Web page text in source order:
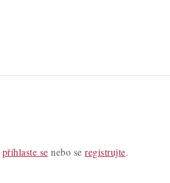
přihlaste se nebo se registrujte.